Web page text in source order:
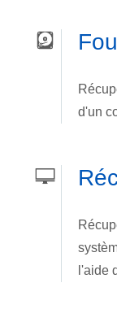
d'un
l'aide